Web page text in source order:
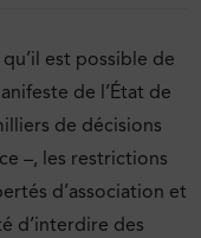
est possible de
de l’État de
de décisions
–, les restrictions
d’association et
d’interdire des